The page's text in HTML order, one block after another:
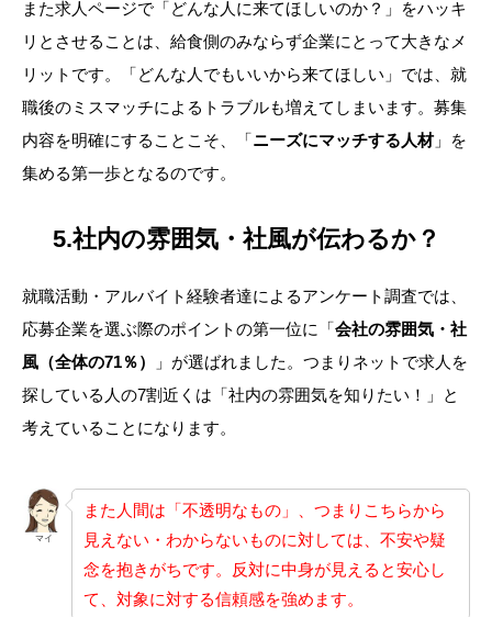
また求人ページで「どんな人に来てほしいのか？」をハッキ
リとさせることは、給食側のみならず企業にとって大きなメ
リットです。「どんな人でもいいから来てほしい」では、就
職後のミスマッチによるトラブルも増えてしまいます。募集
内容を明確にすることこそ、「ニーズにマッチする人材」を
集める第一歩となるのです。
5.社内の雰囲気・社風が伝わるか？
就職活動・アルバイト経験者達によるアンケート調査では、
応募企業を選ぶ際のポイントの第一位に「会社の雰囲気・社
風（全体の71％）
」が選ばれました。つまりネットで求人を
探している人の7割近くは「社内の雰囲気を知りたい！」と
考えていることになります。
マイ
また人間は「不透明なもの」、つまりこちらから
見えない・わからないものに対しては、不安や疑
念を抱きがちです。反対に中身が見えると安心し
て、対象に対する信頼感を強めます。